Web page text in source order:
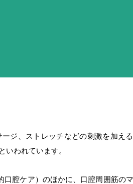
ジ、ストレッチなどの刺激を加える
いわれています。
腔ケア）のほかに、口腔周囲筋の